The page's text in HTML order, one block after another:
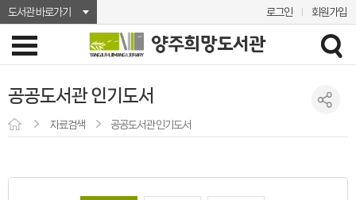
도서관 바로가기 로그인 회원가입
공공도서관 인기도서
자료검색 공공도서관 인기도서